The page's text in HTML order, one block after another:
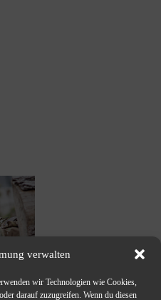
verwalten
wir Technologien wie Cookies,
darauf zuzugreifen. Wenn du diesen